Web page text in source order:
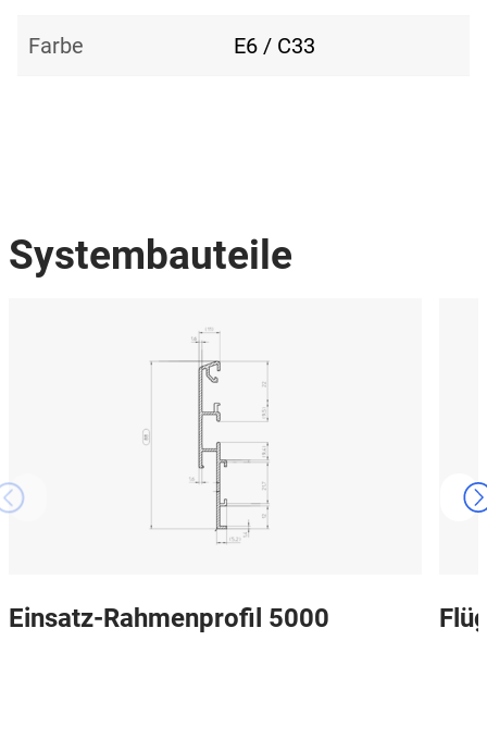
Farbe E6 / C33
Systembauteile
Einsatz-Rahmenprofil 5000